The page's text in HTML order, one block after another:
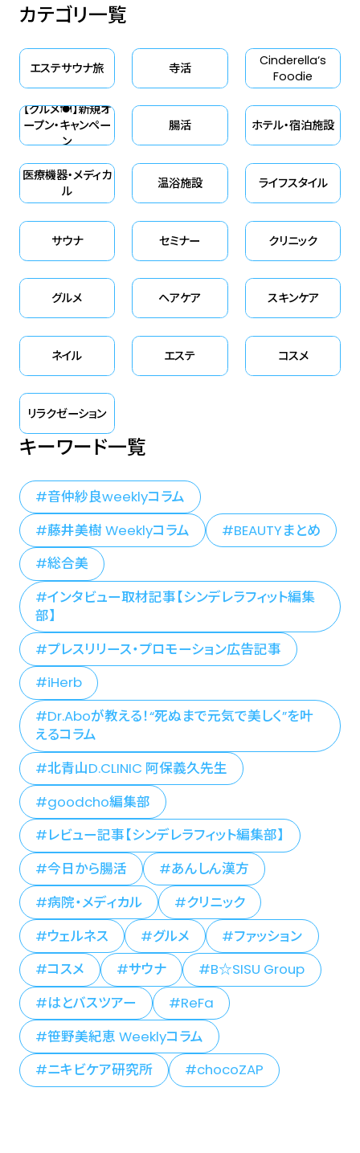
カテゴリ一覧
エステサウナ旅 寺活
Cinderella‘s
Foodie
【グルメ🍽】新規オ
ープン・キャンペー
ン
腸活 ホテル・宿泊施設
医療機器・メディカ
ル
温浴施設 ライフスタイル
サウナ セミナー クリニック
グルメ ヘアケア スキンケア
ネイル エステ コスメ
リラクゼーション
キーワード一覧
音仲紗良weeklyコラム
藤井美樹 Weeklyコラム
BEAUTYまとめ
総合美
インタビュー取材記事【シンデレラフィット編集
部】
プレスリリース・プロモーション広告記事
iHerb
Dr.Aboが教える！“死ぬまで元気で美しく”を叶
えるコラム
北青山D.CLINIC 阿保義久先生
goodcho編集部
レビュー記事【シンデレラフィット編集部】
今日から腸活
あんしん漢方
病院・メディカル
クリニック
ウェルネス
グルメ
ファッション
コスメ
サウナ
B☆SISU Group
はとバスツアー
ReFa
笹野美紀恵 Weeklyコラム
ニキビケア研究所
chocoZAP